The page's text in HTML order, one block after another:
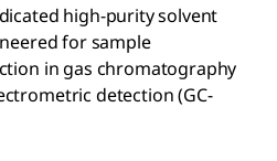
high-purity solvent
for sample
in gas chromatography
detection (GC-